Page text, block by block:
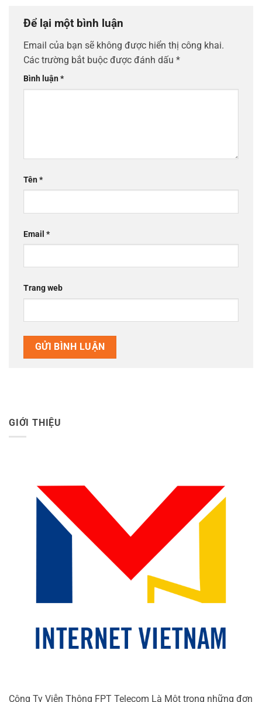
Để lại một bình luận
Email của bạn sẽ không được hiển thị công khai.
Các trường bắt buộc được đánh dấu *
Bình luận*
Tên*
Email *
Trang web
GIỚI THIỆU
Công Ty Viễn Thông FPT Telecom Là Một trong những đơn